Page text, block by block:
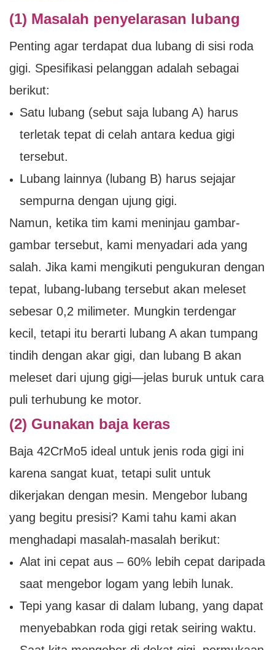
(1) Masalah penyelarasan lubang
Penting agar terdapat dua lubang di sisi roda
gigi. Spesifikasi pelanggan adalah sebagai
berikut:
Satu lubang (sebut saja lubang A) harus
terletak tepat di celah antara kedua gigi
tersebut.
Lubang lainnya (lubang B) harus sejajar
sempurna dengan ujung gigi.
Namun, ketika tim kami meninjau gambar-
gambar tersebut, kami menyadari ada yang
salah. Jika kami mengikuti pengukuran dengan
tepat, lubang-lubang tersebut akan meleset
sebesar 0,2 milimeter. Mungkin terdengar
kecil, tetapi itu berarti lubang A akan tumpang
tindih dengan akar gigi, dan lubang B akan
meleset dari ujung gigi—jelas buruk untuk cara
puli terhubung ke motor.
(2) Gunakan baja keras
Baja 42CrMo5 ideal untuk jenis roda gigi ini
karena sangat kuat, tetapi sulit untuk
dikerjakan dengan mesin. Mengebor lubang
yang begitu presisi? Kami tahu kami akan
menghadapi masalah-masalah berikut:
Alat ini cepat aus – 60% lebih cepat daripada
saat mengebor logam yang lebih lunak.
Tepi yang kasar di dalam lubang, yang dapat
menyebabkan roda gigi retak seiring waktu.